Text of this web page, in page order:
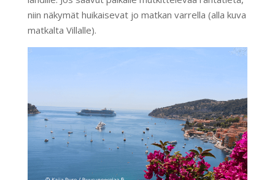
niin näkymät huikaisevat jo matkan varrella (alla kuva
matkalta Villalle).